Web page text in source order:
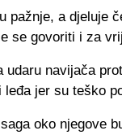
pažnje, a djeluje
se govoriti i za
udaru navijača
jer su teško
oko njegove